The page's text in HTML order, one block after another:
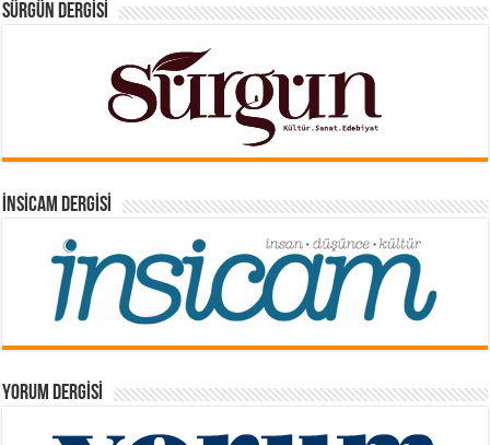
SÜRGÜN DERGISI
İNSICAM DERGISI
YORUM DERGISI